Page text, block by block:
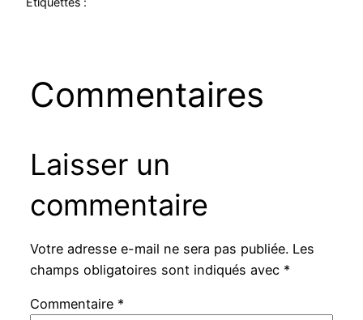
Commentaires
Laisser un
commentaire
Votre adresse e-mail ne sera pas publiée. Les
champs obligatoires sont indiqués avec *
Commentaire *